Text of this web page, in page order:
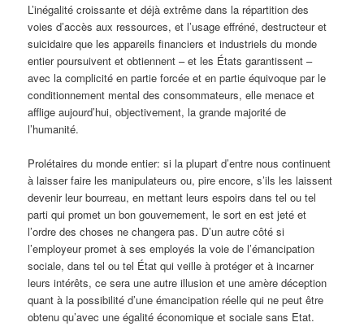
L’inégalité croissante et déjà extrême dans la répartition des
voies d’accès aux ressources, et l’usage effréné, destructeur et
suicidaire que les appareils financiers et industriels du monde
entier poursuivent et obtiennent – et les États garantissent –
avec la complicité en partie forcée et en partie équivoque par le
conditionnement mental des consommateurs, elle menace et
afflige aujourd’hui, objectivement, la grande majorité de
l’humanité.
Prolétaires du monde entier: si la plupart d’entre nous continuent
à laisser faire les manipulateurs ou, pire encore, s’ils les laissent
devenir leur bourreau, en mettant leurs espoirs dans tel ou tel
parti qui promet un bon gouvernement, le sort en est jeté et
l’ordre des choses ne changera pas. D’un autre côté si
l’employeur promet à ses employés la voie de l’émancipation
sociale, dans tel ou tel État qui veille à protéger et à incarner
leurs intérêts, ce sera une autre illusion et une amère déception
quant à la possibilité d’une émancipation réelle qui ne peut être
obtenu qu’avec une égalité économique et sociale sans Etat.